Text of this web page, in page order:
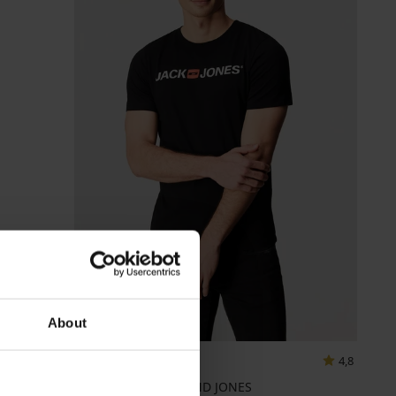
About-25 % ALL25
4,8
Shirt Classic JACK AND JONES